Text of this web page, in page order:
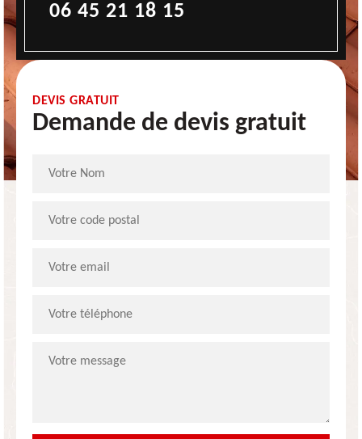
06 45 21 18 15
DEVIS GRATUIT
Demande de devis gratuit